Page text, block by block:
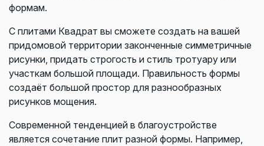
формам.
С плитами Квадрат вы сможете создать на вашей
придомовой территории законченные симметричные
рисунки, придать строгость и стиль тротуару или
участкам большой площади. Правильность формы
создаёт большой простор для разнообразных
рисунков мощения.
Современной тенденцией в благоустройстве
является сочетание плит разной формы. Например,